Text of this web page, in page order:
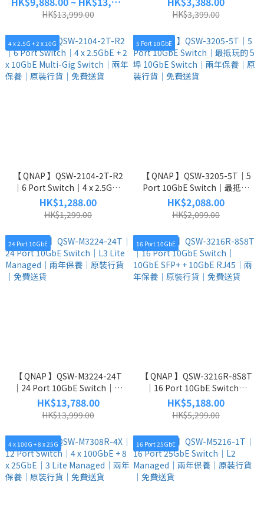
2.5GbE 及 10GbE｜五年保養
｜原裝行貨｜免費送貨
HK$13,999.00
Combo SFP+ & RJ45 Port｜
Lite Managed｜兩年保養｜原
裝行貨｜免費送貨
HK$3,399.00
4 x 2.5G + 2 x 10G
【 QNAP 】QSW-2104-2T-R2
｜6 Port Switch｜4 x 2.5GbE
+ 2 x 10GbE Multi-Gig Switch
｜兩年保養｜原裝行貨｜免費
送貨
HK$1,288.00
HK$1,299.00
5 Port 10GbE
【 QNAP 】QSW-3205-5T｜5
Port 10GbE Switch｜最抵玩
的 5 埠 10GbE Switch｜兩年保
養｜原裝行貨｜免費送貨
HK$2,088.00
HK$2,099.00
24 Port 10GbE
【 QNAP 】QSW-M3224-24T
｜24 Port 10GbE Switch｜L3
Lite Managed｜兩年保養｜原
裝行貨｜免費送貨
HK$13,788.00
HK$13,999.00
16 Port 10GbE
【 QNAP 】QSW-3216R-8S8T
｜16 Port 10GbE Switch｜
10GbE SFP+ + 10GbE RJ45｜
兩年保養｜原裝行貨｜免費送
貨
HK$5,188.00
HK$5,299.00
4 x 100G + 8 x 25G 16 Port 25GbE